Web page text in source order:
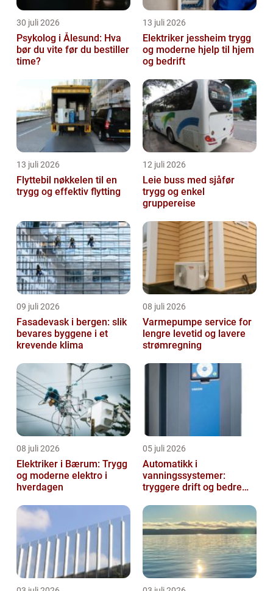
30 juli 2026
Psykolog i Ålesund: Hva
bør du vite før du bestiller
time?
13 juli 2026
Elektriker jessheim trygg
og moderne hjelp til hjem
og bedrift
13 juli 2026
Flyttebil nøkkelen til en
trygg og effektiv flytting
12 juli 2026
Leie buss med sjåfør
trygg og enkel
gruppereise
09 juli 2026
Fasadevask i bergen: slik
bevares byggene i et
krevende klima
08 juli 2026
Varmepumpe service for
lengre levetid og lavere
strømregning
08 juli 2026
Elektriker i Bærum: Trygg
og moderne elektro i
hverdagen
05 juli 2026
Automatikk i
vanningssystemer:
tryggere drift og bedre